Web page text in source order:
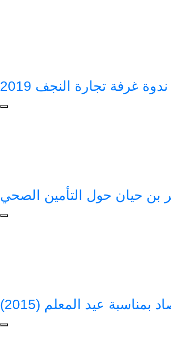
ندوة غرفة تجارة النجف 2019
بن حيان حول التأمين الصحي
بمناسبة عيد المعلم (2015)